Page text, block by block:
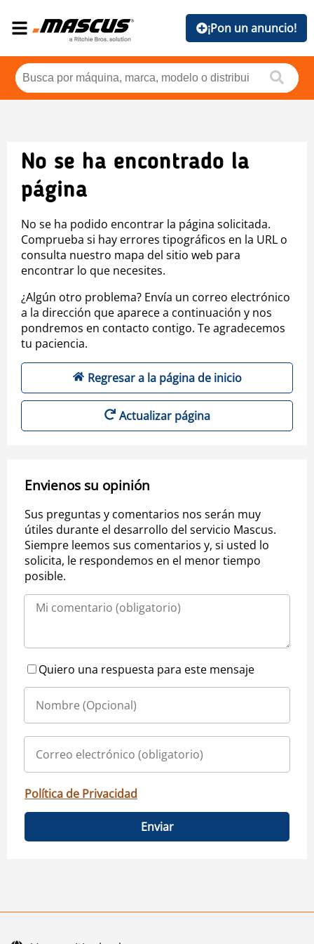
¡Pon un anuncio!
No se ha encontrado la
página
No se ha podido encontrar la página solicitada.
Comprueba si hay errores tipográficos en la URL o
consulta nuestro mapa del sitio web para
encontrar lo que necesites.
¿Algún otro problema? Envía un correo electrónico
a la dirección que aparece a continuación y nos
pondremos en contacto contigo. Te agradecemos
tu paciencia.
Regresar a la página de inicio
Actualizar página
Envienos su opinión
Sus preguntas y comentarios nos serán muy
útiles durante el desarrollo del servicio Mascus.
Siempre leemos sus comentarios y, si usted lo
solicita, le respondemos en el menor tiempo
posible.
Quiero una respuesta para este mensaje
Política de Privacidad
Enviar